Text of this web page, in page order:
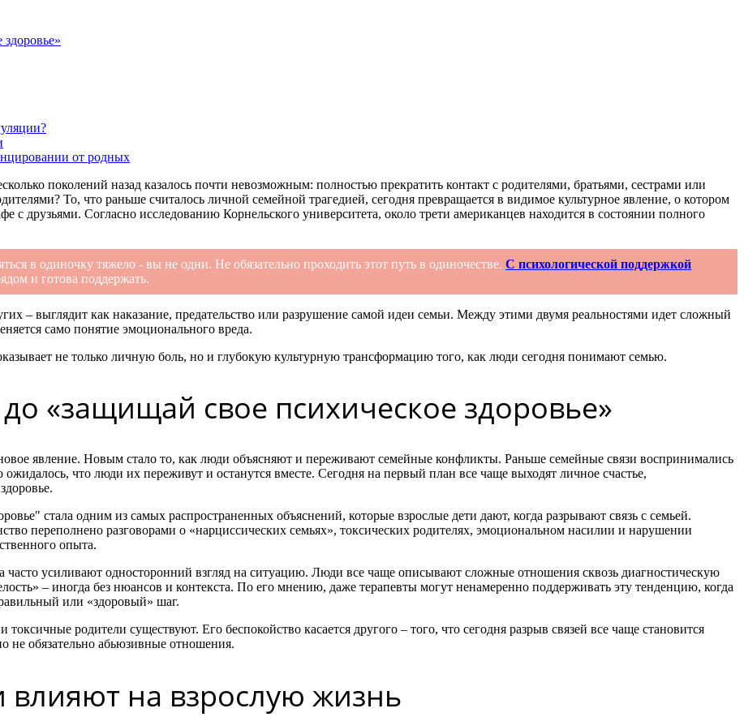
от родных
поколений назад казалось почти невозможным: полностью прекратить контакт с родителями, братьями, сестрами или
То, что раньше считалось личной семейной трагедией, сегодня превращается в видимое культурное явление, о котором
с друзьями. Согласно исследованию Корнельского университета, около трети американцев находится в состоянии полного
в одиночку тяжело - вы не одни. Не обязательно проходить этот путь в одиночестве. С психологической поддержкой
и готова поддержать.
– выглядит как наказание, предательство или разрушение самой идеи семьи. Между этими двумя реальностями идет сложный
само понятие эмоционального вреда.
не только личную боль, но и глубокую культурную трансформацию того, как люди сегодня понимают семью.
«защищай свое психическое здоровье»
явление. Новым стало то, как люди объясняют и переживают семейные конфликты. Раньше семейные связи воспринимались
что люди их переживут и останутся вместе. Сегодня на первый план все чаще выходят личное счастье,
стала одним из самых распространенных объяснений, которые взрослые дети дают, когда разрывают связь с семьей.
переполнено разговорами о «нарциссических семьях», токсических родителях, эмоциональном насилии и нарушении
опыта.
часто усиливают односторонний взгляд на ситуацию. Люди все чаще описывают сложные отношения сквозь диагностическую
– иногда без нюансов и контекста. По его мнению, даже терапевты могут ненамеренно поддерживать эту тенденцию, когда
или «здоровый» шаг.
родители существуют. Его беспокойство касается другого – того, что сегодня разрыв связей все чаще становится
не обязательно абьюзивные отношения.
на взрослую жизнь